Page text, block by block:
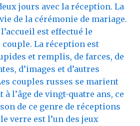
jours avec la réception. La
de la cérémonie de mariage.
est effectué le
La réception est
et remplis, de farces, de
d’images et d’autres
couples russes se marient
l’âge de vingt-quatre ans, ce
de ce genre de réceptions
verre est l’un des jeux